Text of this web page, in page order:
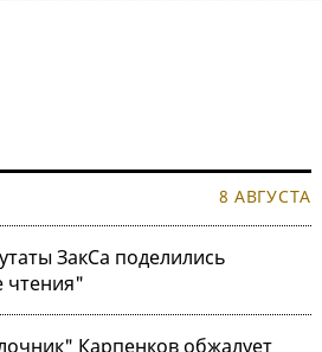
8 АВГУСТА
ЗакСа поделились
чтения"
Карпенков обжалует